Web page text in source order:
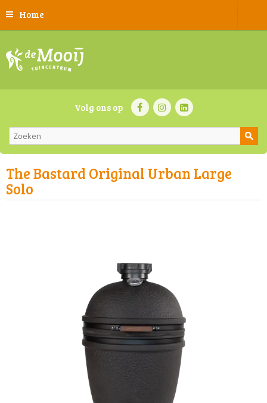
Home
Volg ons op
The Bastard Original Urban Large
Solo